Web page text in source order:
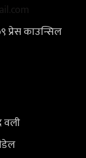
प्रेस काउन्सिल
वली